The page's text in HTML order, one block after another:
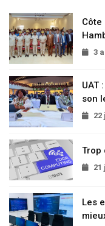
Côte
3
UAT
son
22
Trop
21
Les